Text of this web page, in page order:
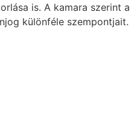
is. A kamara szerint
különféle szempontjait.